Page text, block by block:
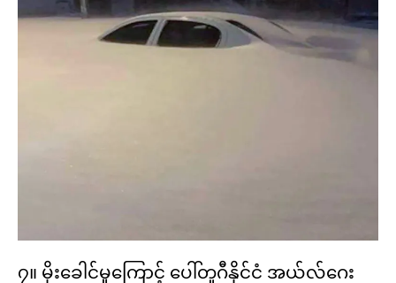
၇။ မိုးခေါင်မှုကြောင့် ပေါ်တူဂီနိုင်ငံ အယ်လ်ဂေး